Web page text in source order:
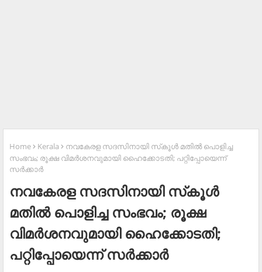
Home Kerala
നവകേരള സദസിനായി സ്‌കൂള്‍ മതില്‍ പൊളിച്ച
സംഭവം; രൂക്ഷ വിമര്‍ശനവുമായി ഹൈക്കോടതി; പറ്റിപ്പോയെന്ന്
സര്‍ക്കാര്‍
നവകേരള സദസിനായി സ്‌കൂള്‍
മതില്‍ പൊളിച്ച സംഭവം; രൂക്ഷ
വിമര്‍ശനവുമായി ഹൈക്കോടതി;
പറ്റിപ്പോയെന്ന് സര്‍ക്കാര്‍